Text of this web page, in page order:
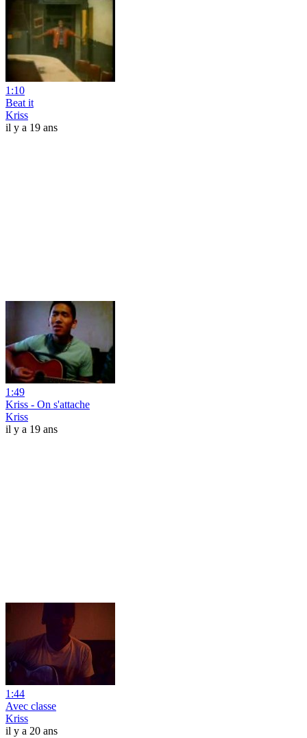
1:10
Beat it
Kriss
il y a 19 ans
1:49
Kriss - On s'attache
Kriss
il y a 19 ans
1:44
Avec classe
Kriss
il y a 20 ans